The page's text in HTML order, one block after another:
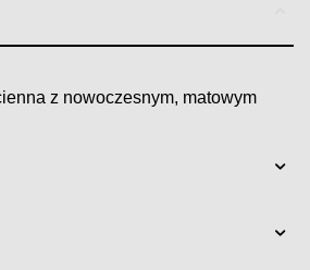
z nowoczesnym, matowym